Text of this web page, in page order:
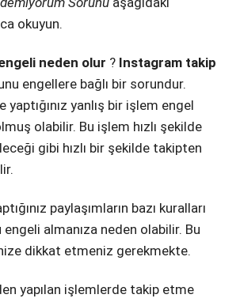
okuyun.
neden olur ? Instagram takip
engellere bağlı bir sorundur.
yanlış bir işlem engel
olabilir. Bu işlem hızlı şekilde
gibi hızlı bir şekilde takipten
paylaşımların bazı kuralları
almanıza neden olabilir. Bu
dikkat etmeniz gerekmekte.
yapılan işlemlerde takip etme